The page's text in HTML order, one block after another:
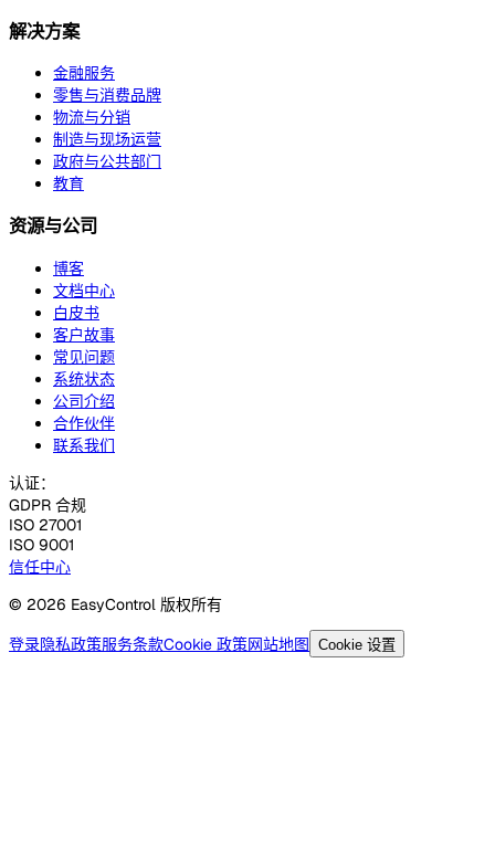
解决方案
金融服务
零售与消费品牌
物流与分销
制造与现场运营
政府与公共部门
教育
资源与公司
博客
文档中心
白皮书
客户故事
常见问题
系统状态
公司介绍
合作伙伴
联系我们
认证：
GDPR 合规
ISO 27001
ISO 9001
信任中心
© 2026 EasyControl 版权所有
登录隐私政策服务条款Cookie 政策网站地图 Cookie 设置